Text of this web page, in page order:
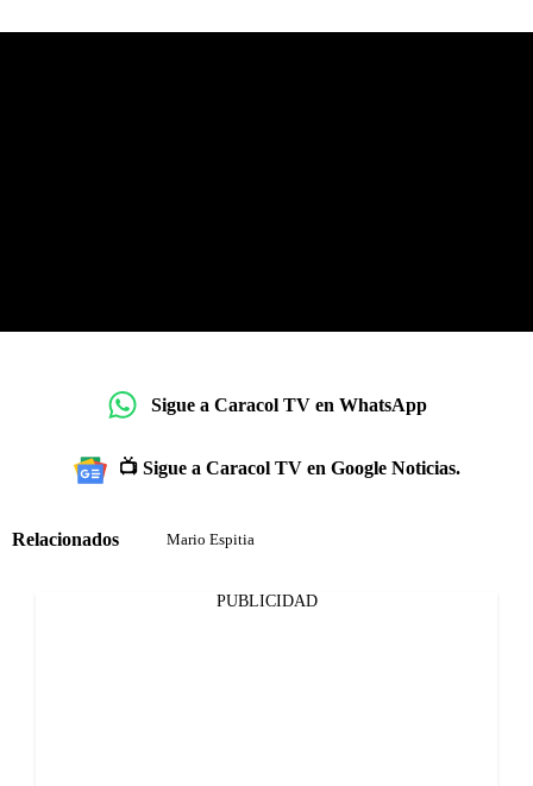
Sigue a Caracol TV en WhatsApp
📺 Sigue a Caracol TV en Google Noticias.
Relacionados Mario Espitia
PUBLICIDAD